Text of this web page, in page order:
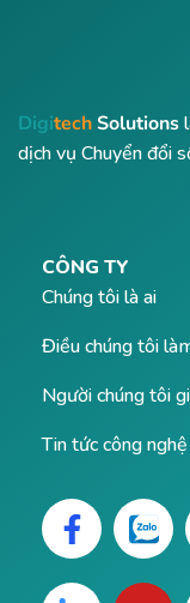
DigitechSolutions
dịch vụ Chuyển đổi
CÔNG TY
Chúng tôi là ai
Điều chúng tôi
Người chúng tôi
Tin tức công nghệ